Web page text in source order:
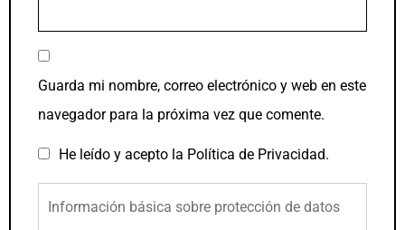
Guarda mi nombre, correo electrónico y web en este
navegador para la próxima vez que comente.
He leído y acepto la Política de Privacidad.
Información básica sobre protección de datos